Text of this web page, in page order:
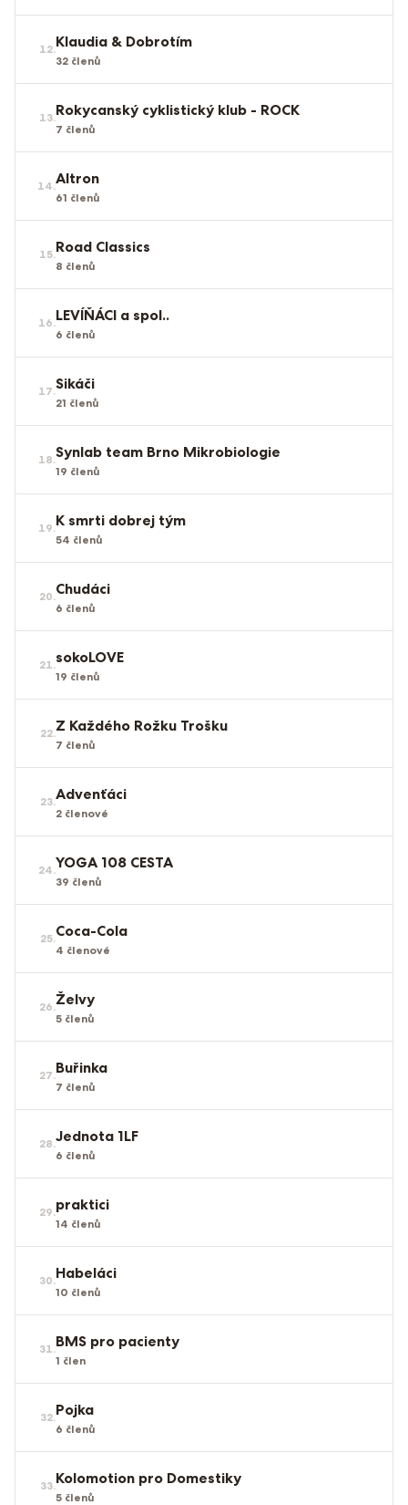
12.Klaudia & Dobrotím
32 členů
13.Rokycanský cyklistický klub - ROCK
7 členů
14.Altron
61 členů
15.Road Classics
8 členů
16.LEVÍŇÁCI a spol..
6 členů
17.Sikáči
21 členů
18.Synlab team Brno Mikrobiologie
19 členů
19.K smrti dobrej tým
54 členů
20.Chudáci
6 členů
21.sokoLOVE
19 členů
22.Z Každého Rožku Trošku
7 členů
23.Advenťáci
2 členové
24.YOGA 108 CESTA
39 členů
25.Coca-Cola
4 členové
26.Želvy
5 členů
27.Buřinka
7 členů
28.Jednota 1LF
6 členů
29.praktici
14 členů
30.Habeláci
10 členů
31.BMS pro pacienty
1 člen
32.Pojka
6 členů
33.Kolomotion pro Domestiky
5 členů